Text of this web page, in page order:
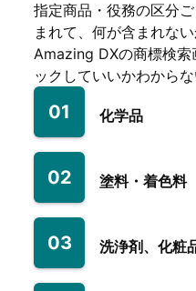
指定商品・役務の区分
まれて、何が含まれない
Amazing DXの商標検索
ックしていいかわから
01 化学品
02 塗料・着色料
03 洗浄剤、化粧